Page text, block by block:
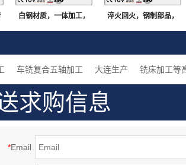
白钢材质，一体加工， 淬火回火，钢制部品，
车铣复合五轴加工 大连生产 铣床加工等
求购信息
*Email